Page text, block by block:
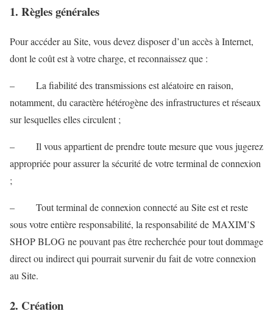
1. Règles générales
Pour accéder au Site, vous devez disposer d’un accès à Internet,
dont le coût est à votre charge, et reconnaissez que :
– La fiabilité des transmissions est aléatoire en raison,
notamment, du caractère hétérogène des infrastructures et réseaux
sur lesquelles elles circulent ;
– Il vous appartient de prendre toute mesure que vous jugerez
appropriée pour assurer la sécurité de votre terminal de connexion
;
– Tout terminal de connexion connecté au Site est et reste
sous votre entière responsabilité, la responsabilité de MAXIM’S
SHOP BLOG ne pouvant pas être recherchée pour tout dommage
direct ou indirect qui pourrait survenir du fait de votre connexion
au Site.
2. Création